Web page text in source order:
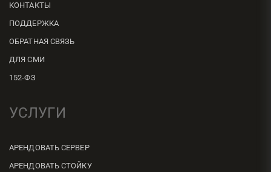
КОНТАКТЫ
ПОДДЕРЖКА
ОБРАТНАЯ СВЯЗЬ
ДЛЯ СМИ
152-ФЗ
УСЛУГИ
АРЕНДОВАТЬ СЕРВЕР
АРЕНДОВАТЬ СТОЙКУ